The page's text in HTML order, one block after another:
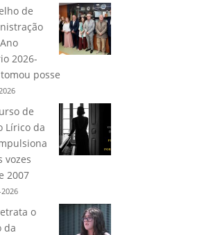
de
2026-
posse
de
Lírico da
vozes
2007
o
da